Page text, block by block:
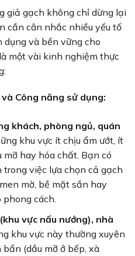
giả gạch không chỉ dừng lại
cần cân nhắc nhiều yếu tố
dụng và bền vững cho
một vài kinh nghiệm thực
Công năng sử dụng:
khách, phòng ngủ, quán
khu vực ít chịu ẩm ướt, ít
mỡ hay hóa chất. Bạn có
trong việc lựa chọn cả gạch
mờ, bề mặt sần hay
cách.
vực nấu nướng), nhà
khu vực này thường xuyên
bẩn (dầu mỡ ở bếp, xà